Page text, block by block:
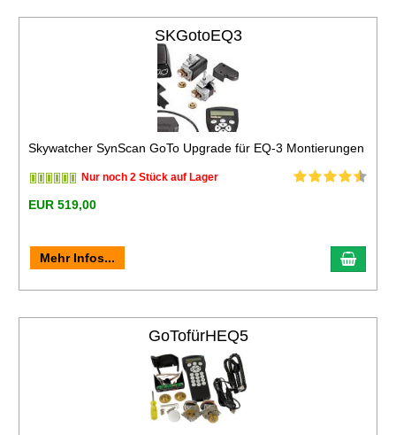
SKGotoEQ3
Skywatcher SynScan GoTo Upgrade für EQ-3 Montierungen
Nur noch 2 Stück auf Lager
EUR 519,00
Mehr Infos...
GoTofürHEQ5